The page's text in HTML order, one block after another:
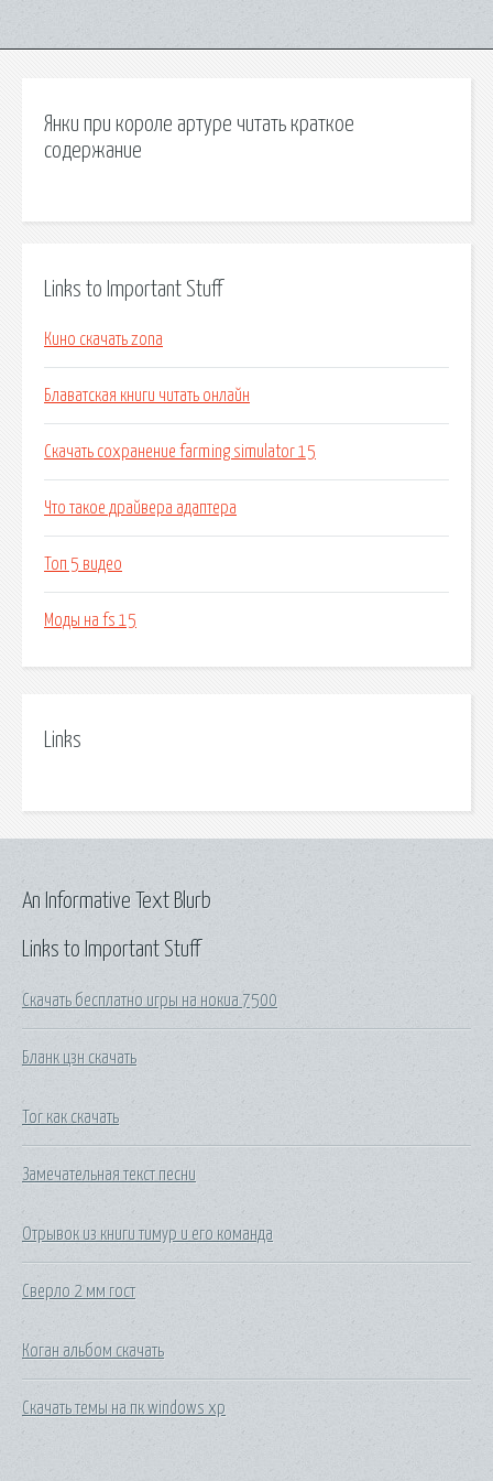
Янки при короле артуре читать краткое
содержание
Links to Important Stuff
Кино скачать zona
Блаватская книги читать онлайн
Скачать сохранение farming simulator 15
Что такое драйвера адаптера
Топ 5 видео
Моды на fs 15
Links
Links to Important Stuff
Скачать бесплатно игры на нокиа 7500
Бланк цзн скачать
Tor как скачать
Замечательная текст песни
Отрывок из книги тимур и его команда
Сверло 2 мм гост
Коган альбом скачать
Скачать темы на пк windows xp
An Informative Text Blurb